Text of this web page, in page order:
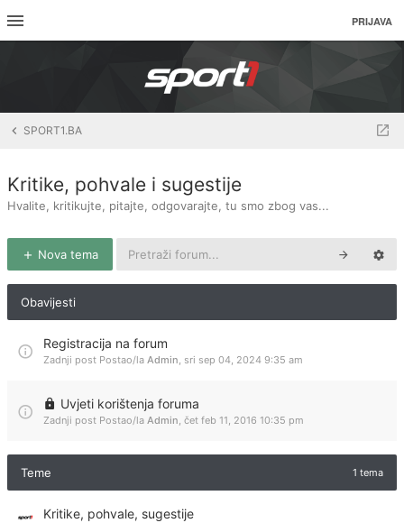
PRIJAVA
SPORT1.BA
Kritike, pohvale i sugestije
Hvalite, kritikujte, pitajte, odgovarajte, tu smo zbog vas...
Nova tema
Obavijesti
Registracija na forum
Zadnji post Postao/la Admin, sri sep 04, 2024 9:35 am
Uvjeti korištenja foruma
Zadnji post Postao/la Admin, čet feb 11, 2016 10:35 pm
Teme 1 tema
Kritike, pohvale, sugestije